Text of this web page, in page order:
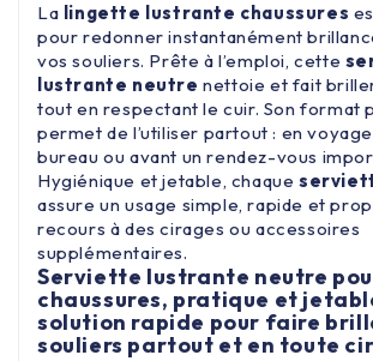
La lingette lustrante chaussures
pour redonner instantanément
vos souliers. Prête à l’emploi, cette
lustrante neutre nettoie et fait
tout en respectant le cuir. Son format
permet de l’utiliser partout : en
bureau ou avant un rendez-vous
Hygiénique et jetable, chaque
assure un usage simple, rapide et
recours à des cirages ou accessoires
supplémentaires.
Serviette lustrante neutre
chaussures, pratique et
solution rapide pour faire
souliers partout et en toute